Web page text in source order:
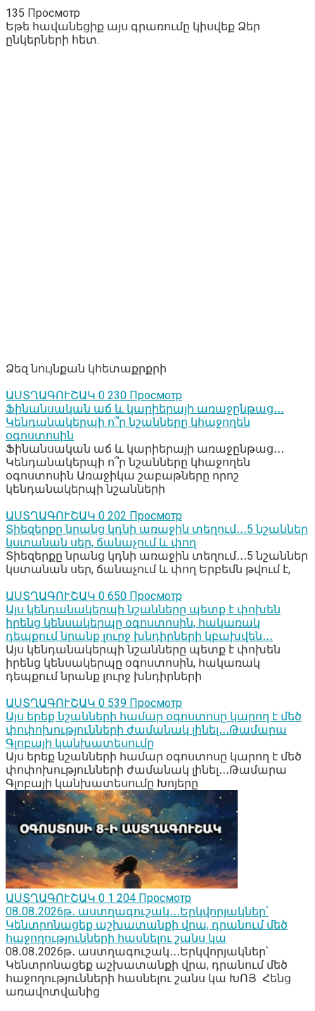
135 Просмотр
Եթե հավանեցիք այս գրառումը կիսվեք Ձեր
ընկերների հետ.
Ձեզ նույնքան կհետաքրքրի
ԱՍՏՂԱԳՈՒՇԱԿ 0 230 Просмотр
Ֆինանսական աճ և կարիերայի առաջընթաց․․․
Կենդանակերպի ո՞ր նշանները կհաջողեն
օգոստոսին
Ֆինանսական աճ և կարիերայի առաջընթաց․․․
Կենդանակերպի ո՞ր նշանները կհաջողեն
օգոստոսին Առաջիկա շաբաթները որոշ
կենդանակերպի նշանների
ԱՍՏՂԱԳՈՒՇԱԿ 0 202 Просмотр
Տիեզերքը նրանց կդնի առաջին տեղում․․․5 նշաններ
կստանան սեր, ճանաչում և փող
Տիեզերքը նրանց կդնի առաջին տեղում․․․5 նշաններ
կստանան սեր, ճանաչում և փող Երբեմն թվում է,
ԱՍՏՂԱԳՈՒՇԱԿ 0 650 Просмотр
Այս կենդանակերպի նշանները պետք է փոխեն
իրենց կենսակերպը օգոստոսին, հակառակ
դեպքում նրանք լուրջ խնդիրների կբախվեն․․․
Այս կենդանակերպի նշանները պետք է փոխեն
իրենց կենսակերպը օգոստոսին, հակառակ
դեպքում նրանք լուրջ խնդիրների
ԱՍՏՂԱԳՈՒՇԱԿ 0 539 Просмотр
Այս երեք նշանների համար օգոստոսը կարող է մեծ
փոփոխությունների ժամանակ լինել․․․Թամարա
Գլոբայի կանխատեսումը
Այս երեք նշանների համար օգոստոսը կարող է մեծ
փոփոխությունների ժամանակ լինել․․․Թամարա
Գլոբայի կանխատեսումը Խոյերը
ԱՍՏՂԱԳՈՒՇԱԿ 0 1 204 Просмотр
08․08․2026թ․ աստղագուշակ․․․Երկվորյակներ՝
Կենտրոնացեք աշխատանքի վրա, դրանում մեծ
հաջողությունների հասնելու շանս կա
08․08․2026թ․ աստղագուշակ․․․Երկվորյակներ՝
Կենտրոնացեք աշխատանքի վրա, դրանում մեծ
հաջողությունների հասնելու շանս կա ԽՈՅ Հենց
առավոտվանից